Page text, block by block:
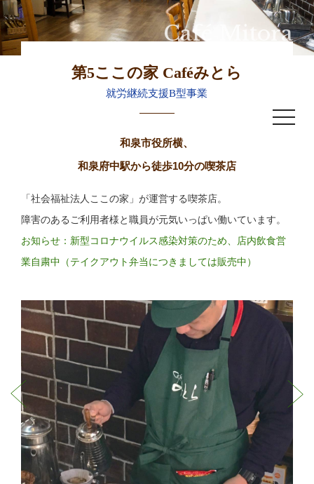
toggle
Café Mitora
第5ここの家 Caféみとら
就労継続支援B型事業
和泉市役所横、
和泉府中駅から徒歩10分の喫茶店
「社会福祉法人ここの家」が運営する喫茶店。
障害のあるご利用者様と職員が元気いっぱい働いています。
お知らせ：新型コロナウイルス感染対策のため、店内飲食営
業自粛中（テイクアウト弁当につきましては販売中）